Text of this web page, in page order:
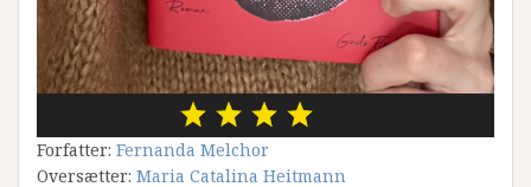
Forfatter: Fernanda Melchor
Oversætter: Maria Catalina Heitmann